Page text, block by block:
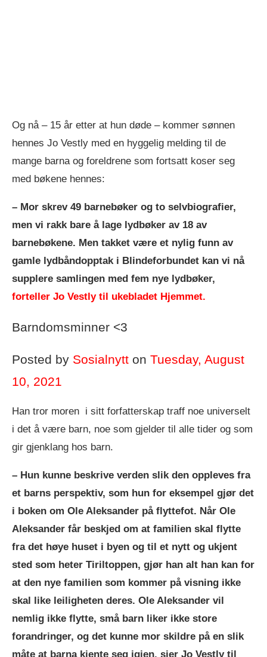
Og nå – 15 år etter at hun døde – kommer sønnen
hennes Jo Vestly med en hyggelig melding til de
mange barna og foreldrene som fortsatt koser seg
med bøkene hennes:
– Mor skrev 49 barnebøker og to selvbiografier,
men vi rakk bare å lage lydbøker av 18 av
barnebøkene. Men takket være et nylig funn av
gamle lydbåndopptak i Blindeforbundet kan vi nå
supplere samlingen med fem nye lydbøker,
forteller Jo Vestly til ukebladet Hjemmet.
Barndomsminner <3
Posted by Sosialnytt on Tuesday, August
10, 2021
Han tror moren i sitt forfatterskap traff noe universelt
i det å være barn, noe som ­gjelder til alle tider og som
gir gjenklang hos barn.
– Hun kunne beskrive verden slik den oppleves fra
et barns perspektiv, som hun for eksempel gjør det
i boken om Ole Aleksander på flyttefot. Når Ole
Aleksander får beskjed om at familien skal flytte
fra det høye huset i byen og til et nytt og ukjent
sted som heter Tiriltoppen, gjør han alt han kan for
at den nye familien som kommer på visning ikke
skal like leiligheten deres. Ole Aleksander vil
nemlig ikke flytte, små barn liker ikke store
forandringer, og det kunne mor skildre på en slik
måte at barna kjente seg igjen, sier Jo Vestly til